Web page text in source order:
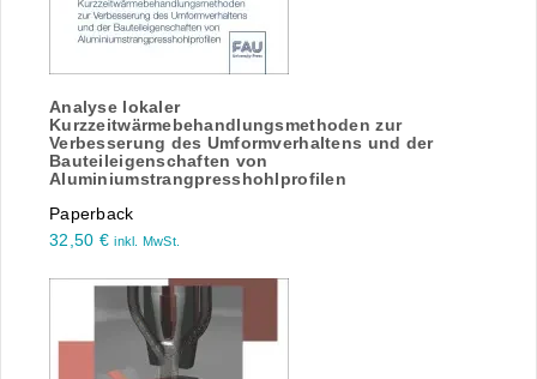
Analyse lokaler
Kurzzeitwärmebehandlungsmethoden zur
Verbesserung des Umformverhaltens und der
Bauteileigenschaften von
Aluminiumstrangpresshohlprofilen
Paperback
32,50 € inkl. MwSt.